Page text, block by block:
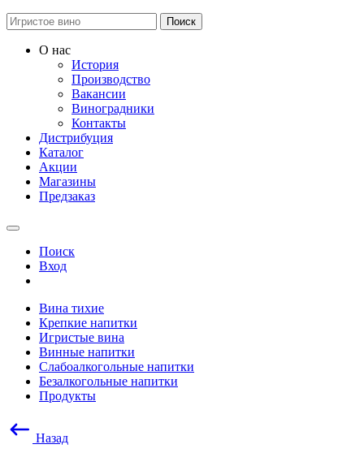
Поиск
О нас
История
Производство
Вакансии
Виноградники
Контакты
Дистрибуция
Каталог
Акции
Магазины
Предзаказ
Поиск
Вход
Вина тихие
Крепкие напитки
Игристые вина
Винные напитки
Слабоалкогольные напитки
Безалкогольные напитки
Продукты
Назад